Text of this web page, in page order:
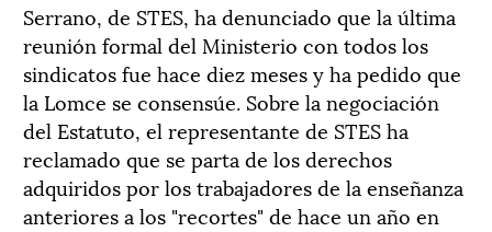
Serrano, de STES, ha denunciado que la última
reunión formal del Ministerio con todos los
sindicatos fue hace diez meses y ha pedido que
la Lomce se consensúe. Sobre la negociación
del Estatuto, el representante de STES ha
reclamado que se parta de los derechos
adquiridos por los trabajadores de la enseñanza
anteriores a los "recortes" de hace un año en